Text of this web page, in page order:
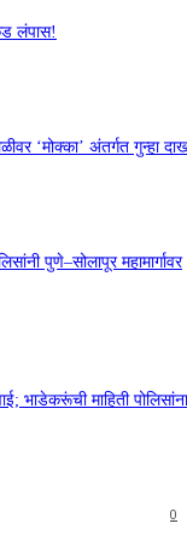
लंपास!
‘मोक्का’ अंतर्गत गुन्हा
पुणे–सोलापूर महामार्गावर
भाडेकरूंची माहिती
0